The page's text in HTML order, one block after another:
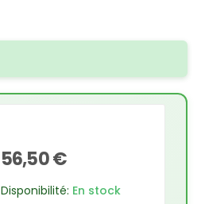
56,50 €
Disponibilité: En stock